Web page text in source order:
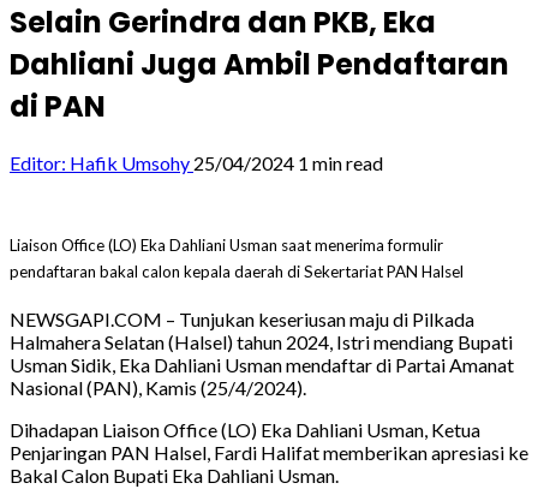
Selain Gerindra dan PKB, Eka
Dahliani Juga Ambil Pendaftaran
di PAN
Editor: Hafik Umsohy 25/04/2024 1 min read
Liaison Office (LO) Eka Dahliani Usman saat menerima formulir
pendaftaran bakal calon kepala daerah di Sekertariat PAN Halsel
NEWSGAPI.COM – Tunjukan keseriusan maju di Pilkada
Halmahera Selatan (Halsel) tahun 2024, Istri mendiang Bupati
Usman Sidik, Eka Dahliani Usman mendaftar di Partai Amanat
Nasional (PAN), Kamis (25/4/2024).
Dihadapan Liaison Office (LO) Eka Dahliani Usman, Ketua
Penjaringan PAN Halsel, Fardi Halifat memberikan apresiasi ke
Bakal Calon Bupati Eka Dahliani Usman.